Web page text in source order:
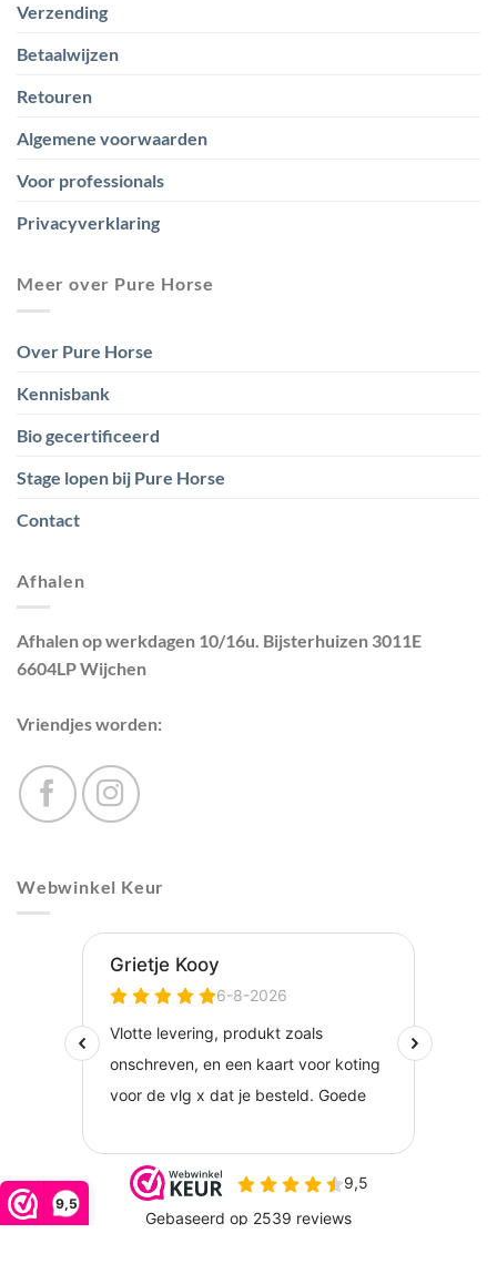
9,5
Verzending
Betaalwijzen
Retouren
Algemene voorwaarden
Voor professionals
Privacyverklaring
Meer over Pure Horse
Over Pure Horse
Kennisbank
Bio gecertificeerd
Stage lopen bij Pure Horse
Contact
Afhalen
Afhalen op werkdagen 10/16u. Bijsterhuizen 3011E
6604LP Wijchen
Vriendjes worden:
Webwinkel Keur